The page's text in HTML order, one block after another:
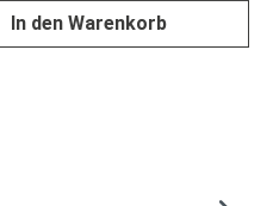
In den Warenkorb